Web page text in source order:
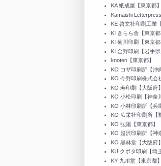
KA 紙成屋【東京都】
Kamaishi Letterpress
KE 啓文社印刷工業
KI きらら舎【東京都
KI 菊川印刷【東京都
KI 金野印刷【岩手県
knoten【東京都】
KO コザ印刷所【沖
KO 今野印刷株式会
KO 寿印刷【大阪府】
KO 小松印刷【神奈
KO 小林印刷所【兵
KO 広栄社印刷所【
KO 弘陽【東京都】
KO 越沢印刷所【神
KO 黑林堂【大阪府】
KU クボタ印刷【埼
KY 九ポ堂【東京都】